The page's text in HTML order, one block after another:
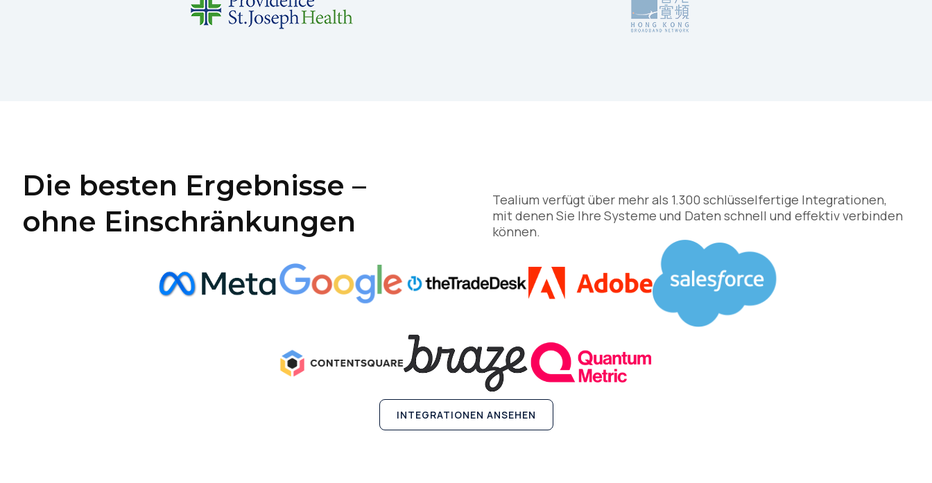
Die besten Ergebnisse –
ohne Einschränkungen
Tealium verfügt über mehr als 1.300 schlüsselfertige Integrationen,
mit denen Sie Ihre Systeme und Daten schnell und effektiv verbinden
können.
INTEGRATIONEN ANSEHEN